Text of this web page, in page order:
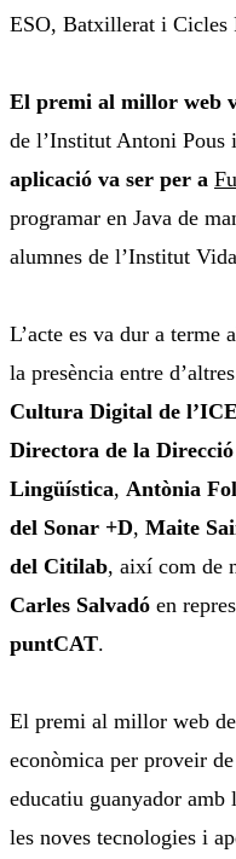
ESO, Batxillerat i Cicles
El premi al millor web
de l’Institut Antoni
aplicació va ser per a
programar en Java de
alumnes de l’Institut
L’acte es va dur a
la presència entre
Cultura Digital de
Directora de la
Lingüística, Antònia
del Sonar +D, Maite
del Citilab, així com de
Carles Salvadó en
puntCAT.
El premi al millor web
econòmica per proveir
educatiu guanyador amb
les noves tecnologies i